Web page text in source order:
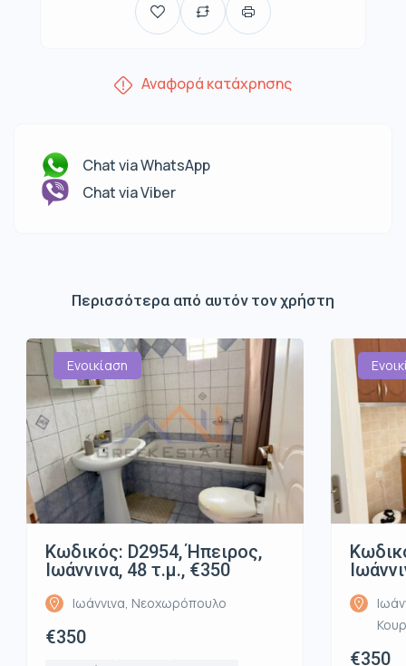
Αναφορά κατάχρησης
Chat via WhatsApp
Chat via Viber
Περισσότερα από αυτόν τον χρήστη
Ενοικίαση
Κωδικός: D2954, Ήπειρος,
Ιωάννινα, 48 τ.μ., €350
Ιωάννινα, Νεοχωρόπουλο
€350
€350